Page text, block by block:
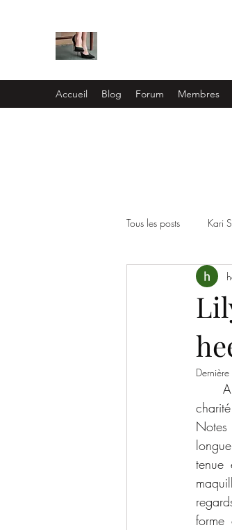
Accueil Blog Forum Membres
Tous les posts Kari
Lucy Mecklenburgh
Jennifer Love Hewitt
tenue
forme